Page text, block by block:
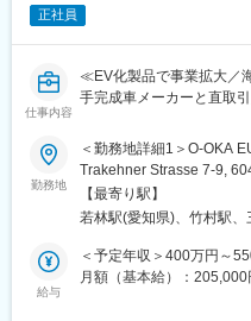
業員が健康的な生活が
変更の範囲：会社の定め
■組織構成
名古屋営業所： 男性5名
です。
■クリーンローラーとは：
工程の製造ラインに導入
が許されない電子デバイ
ーラーは付着した塵や埃
問わず高い評価を受けて
■求人のポイント：
正社員
仕事内容
≪EV化製品で事業拡大／
手完成車メーカーと直取
■採用背景：
当社は創立以来、自動車
部品）の製造販売を行い
も引き合いが多くあります
昨今の自動車業界の変革
造販売にも注力しており
す。
勤務地
＜勤務地詳細1＞O-OKA
Trakehner Strasse 7-9, 60487, Frankfurt am Main
煙対策：屋内全面禁煙＜
岡町秋葉山1-1 勤務地最寄
【最寄り駅】
若林駅(愛知県)、竹村駅、
給与
＜予定年収＞400万円～
月額（基本給）：